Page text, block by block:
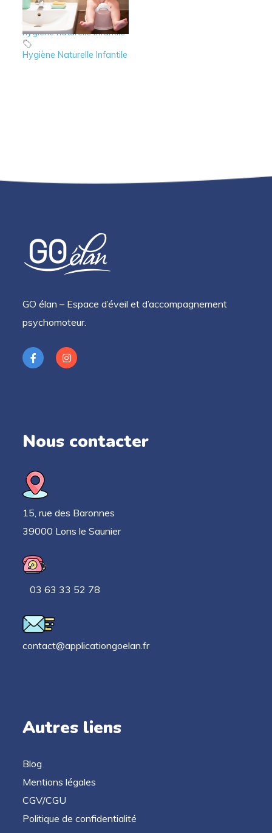
Introduction
hygiène naturelle infantile
Hygiène Naturelle Infantile
GO élan – Espace d’éveil et d’accompagnement
psychomoteur.
Nous contacter
15, rue des Baronnes
39000 Lons le Saunier
03 63 33 52 78
contact@applicationgoelan.fr
Autres liens
Blog
Mentions légales
CGV/CGU
Politique de confidentialité